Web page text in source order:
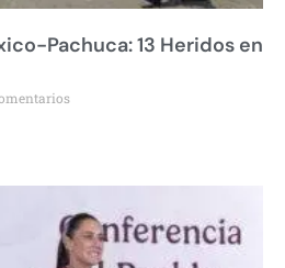
Pachuca: 13 Heridos en